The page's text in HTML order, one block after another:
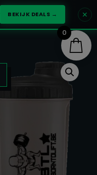
BEKIJK DEALS → ✕
0